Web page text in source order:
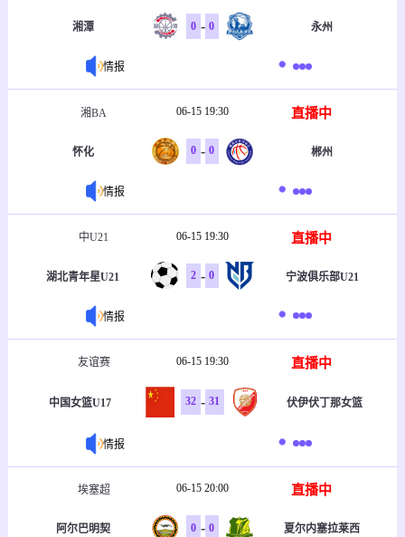
湘潭 0 - 0 永州
情报
湘BA 06-15 19:30 直播中
怀化 0 - 0 郴州
情报
中U21 06-15 19:30 直播中
湖北青年星U21 2 - 0 宁波俱乐部U21
情报
友谊赛 06-15 19:30 直播中
中国女篮U17 32 - 31 伏伊伏丁那女篮
情报
埃塞超 06-15 20:00 直播中
阿尔巴明契 0 - 0 夏尔内塞拉莱西